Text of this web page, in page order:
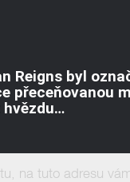
Reigns byl
přeceňovanou
hvězdu…
na tuto adresu